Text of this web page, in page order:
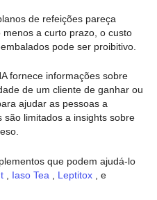
de refeições pareça
a curto prazo, o custo
pode ser proibitivo.
fornece informações sobre
de um cliente de ganhar ou
ajudar as pessoas a
limitados a insights sobre
que podem ajudá-lo
Iaso Tea Leptitox , e